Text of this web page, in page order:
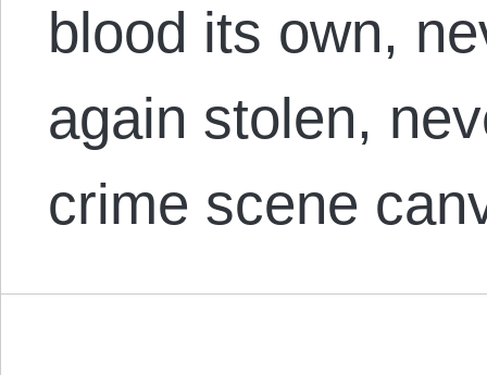
blood its own,
again stolen,
crime scene